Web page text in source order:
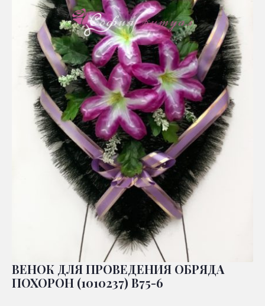
ВЕНОК ДЛЯ ПРОВЕДЕНИЯ ОБРЯДА
ПОХОРОН (1010237) В75-6